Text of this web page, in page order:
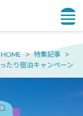
HOME
特集記事
たり宿泊キャンペーン